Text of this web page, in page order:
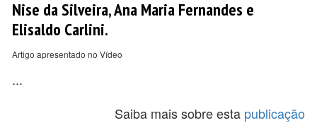
Nise da Silveira, Ana Maria Fernandes e
Elisaldo Carlini.
Artigo apresentado no Vídeo
...
Saiba mais sobre esta publicação